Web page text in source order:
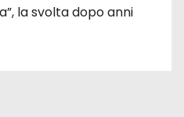
la svolta dopo anni